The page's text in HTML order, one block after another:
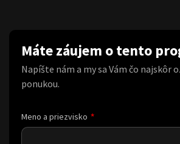
Máte záujem o tento
Napíšte nám a my sa Vám čo najskôr
ponukou.
Meno a priezvisko